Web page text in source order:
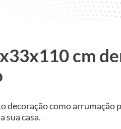
cm
decoração como arrumação
sua casa.